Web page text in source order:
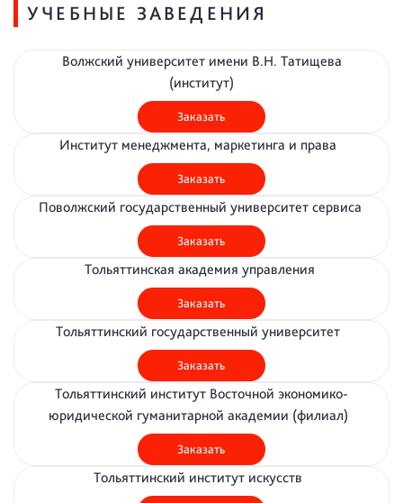
УЧЕБНЫЕ ЗАВЕДЕНИЯ
Волжский университет имени В.Н. Татищева
(институт)
Заказать
Институт менеджмента, маркетинга и права
Заказать
Поволжский государственный университет сервиса
Заказать
Тольяттинская академия управления
Заказать
Тольяттинский государственный университет
Заказать
Тольяттинский институт Восточной экономико-
юридической гуманитарной академии (филиал)
Заказать
Тольяттинский институт искусств